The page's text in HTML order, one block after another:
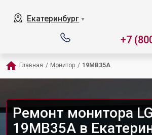
Екатеринбург ▼
+7
Главная / Монитор / 19MB35A
Ремонт монитора LG
19MB35A в